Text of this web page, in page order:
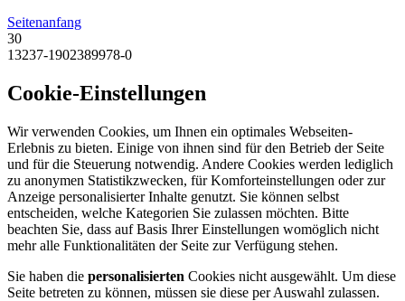
Seitenanfang
30
13237-1902389978-0
Cookie-Einstellungen
Wir verwenden Cookies, um Ihnen ein optimales Webseiten-
Erlebnis zu bieten. Einige von ihnen sind für den Betrieb der Seite
und für die Steuerung notwendig. Andere Cookies werden lediglich
zu anonymen Statistikzwecken, für Komforteinstellungen oder zur
Anzeige personalisierter Inhalte genutzt. Sie können selbst
entscheiden, welche Kategorien Sie zulassen möchten. Bitte
beachten Sie, dass auf Basis Ihrer Einstellungen womöglich nicht
mehr alle Funktionalitäten der Seite zur Verfügung stehen.
Sie haben die personalisierten Cookies nicht ausgewählt. Um diese
Seite betreten zu können, müssen sie diese per Auswahl zulassen.